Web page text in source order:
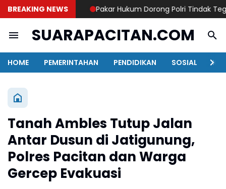
BREAKING NEWS Pakar Hukum Dorong Polri Tindak Tegas
SUARAPACITAN.COM
HOME PEMERINTAHAN PENDIDIKAN SOSIAL
Tanah Ambles Tutup Jalan
Antar Dusun di Jatigunung,
Polres Pacitan dan Warga
Gercep Evakuasi